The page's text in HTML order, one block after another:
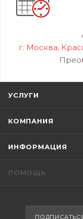
г. Москва,
УСЛУГИ
КОМПАНИЯ
ИНФОРМАЦИЯ
ПОМОЩЬ